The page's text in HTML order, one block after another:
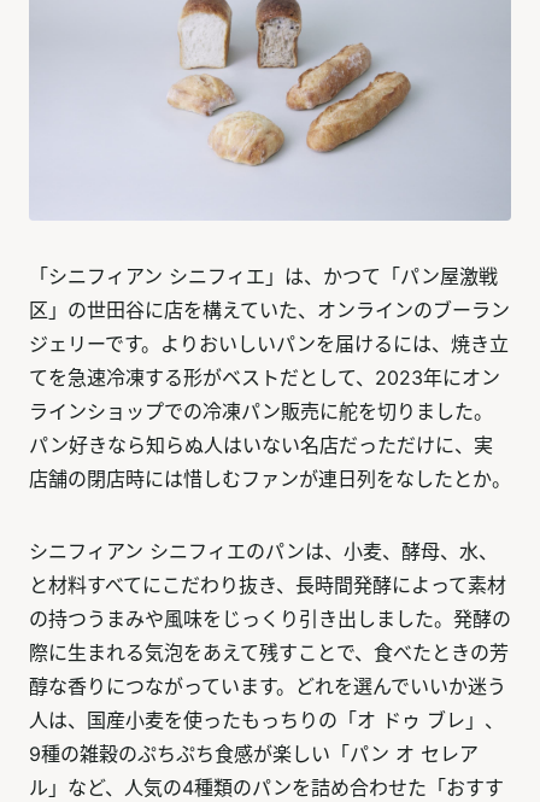
「シニフィアン シニフィエ」は、かつて「パン屋激戦
区」の世田谷に店を構えていた、オンラインのブーラン
ジェリーです。よりおいしいパンを届けるには、焼き立
てを急速冷凍する形がベストだとして、2023年にオン
ラインショップでの冷凍パン販売に舵を切りました。
パン好きなら知らぬ人はいない名店だっただけに、実
店舗の閉店時には惜しむファンが連日列をなしたとか。
シニフィアン シニフィエのパンは、小麦、酵母、水、
と材料すべてにこだわり抜き、長時間発酵によって素材
の持つうまみや風味をじっくり引き出しました。発酵の
際に生まれる気泡をあえて残すことで、食べたときの芳
醇な香りにつながっています。どれを選んでいいか迷う
人は、国産小麦を使ったもっちりの「オ ドゥ ブレ」、
9種の雑穀のぷちぷち食感が楽しい「パン オ セレア
ル」など、人気の4種類のパンを詰め合わせた「おすす